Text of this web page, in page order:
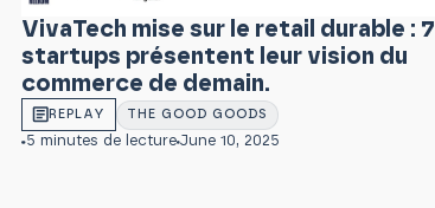
VivaTech mise sur le retail durable : 7
startups présentent leur vision du
commerce de demain.
REPLAY THE GOOD GOODS
5 minutes de lecture June 10, 2025